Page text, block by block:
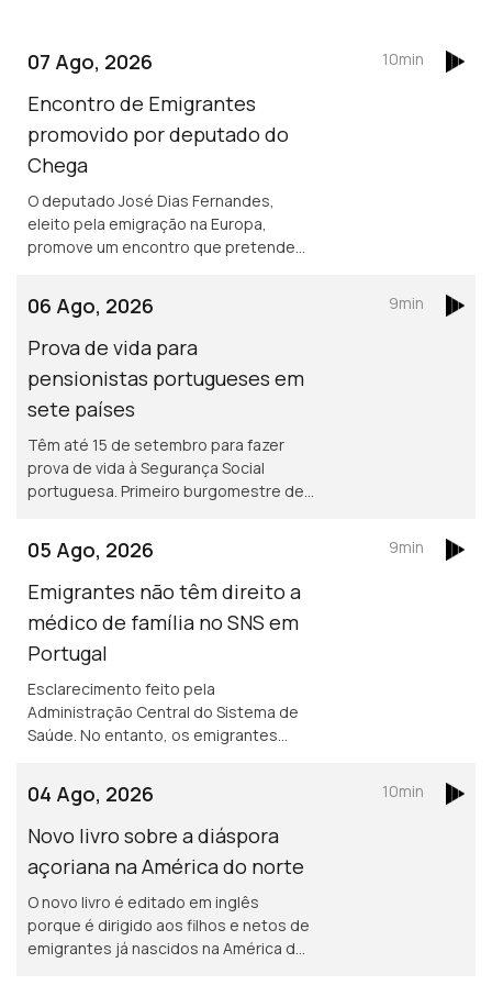
07 Ago, 2026
Encontro de Emigrantes
promovido por deputado do
Chega
O deputado José Dias Fernandes,
eleito pela emigração na Europa,
promove um encontro que pretende
emigrantes de Fafe.
10min
06 Ago, 2026
Prova de vida para
pensionistas portugueses em
sete países
Têm até 15 de setembro para fazer
prova de vida à Segurança Social
portuguesa. Primeiro burgomestre de
para além de 2029.
9min
05 Ago, 2026
Emigrantes não têm direito a
médico de família no SNS em
Portugal
Esclarecimento feito pela
Administração Central do Sistema de
Saúde. No entanto, os emigrantes
9min
04 Ago, 2026
Novo livro sobre a diáspora
açoriana na América do norte
O novo livro é editado em inglês
porque é dirigido aos filhos e netos de
emigrantes já nascidos na América do
10min